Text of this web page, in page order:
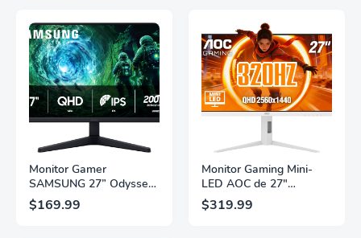
Monitor Gamer
SAMSUNG 27” Odyssey
G5 G53F con Resolución
QHD, HDR10,
$169.99
Monitor Gaming Mini-
LED AOC de 27"
Pulgadas, QHD
2560×1440, 320Hz, 1ms
$319.99